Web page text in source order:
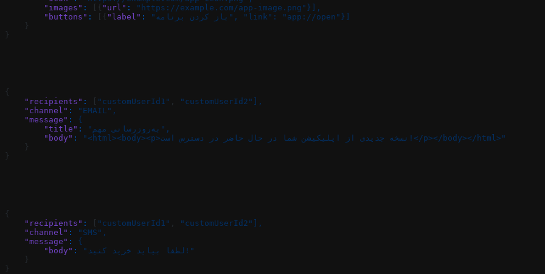
        "images"
: [{ "url" :
"https://example.com/app-image.png"}],
        "buttons"
: [{ "label" : "باز کردن برنامه", "link":
"app://open"}]
    }
}
{
    "recipients"
: "customUserId1" ,
"customUserId2"],
    "channel"
:
"EMAIL",
    "message"
:
{
        "title"
:
"به‌روزرسانی مهم",
        "body"
:
"<html><body><p>نسخه جدیدی از اپلیکیشن شما در حال حاضر در دسترس است!</p></body></html>"
    }
}
{
    "recipients"
: [ "customUserId1"
"customUserId2"],
    "channel"
:
"SMS",
    "message"
:
{
        "body"
:
"لطفا بیاید خرید کنید!"
    }
}